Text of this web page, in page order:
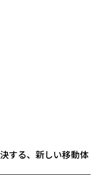
する、新しい移動体